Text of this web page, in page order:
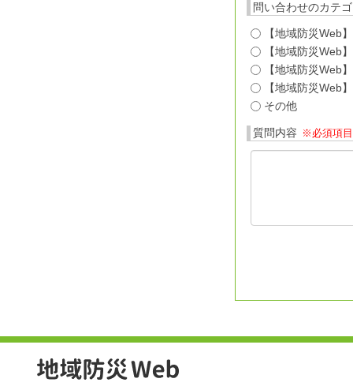
問い合わせのカテ
【地域防災Web
【地域防災Web
【地域防災Web
【地域防災Web
その他
質問内容 ※必須項目